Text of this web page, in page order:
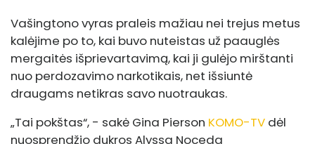
Vašingtono vyras praleis mažiau nei trejus metus
kalėjime po to, kai buvo nuteistas už paauglės
mergaitės išprievartavimą, kai ji gulėjo mirštanti
nuo perdozavimo narkotikais, net išsiuntė
draugams netikras savo nuotraukas.
„Tai pokštas“, - sakė Gina Pierson KOMO-TV dėl
nuosprendžio dukros Alyssa Noceda